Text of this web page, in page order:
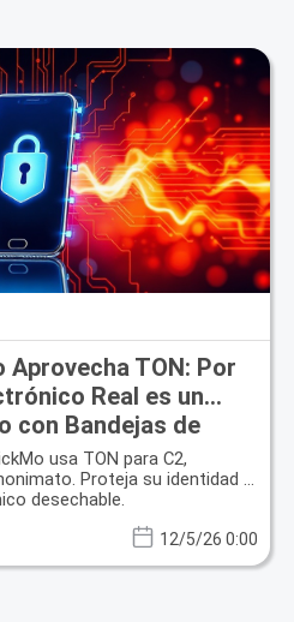
Aprovecha TON: Por
Real es un
con Bandejas de
usa TON para C2,
Proteja su identidad y
desechable.
12/5/26 0:00